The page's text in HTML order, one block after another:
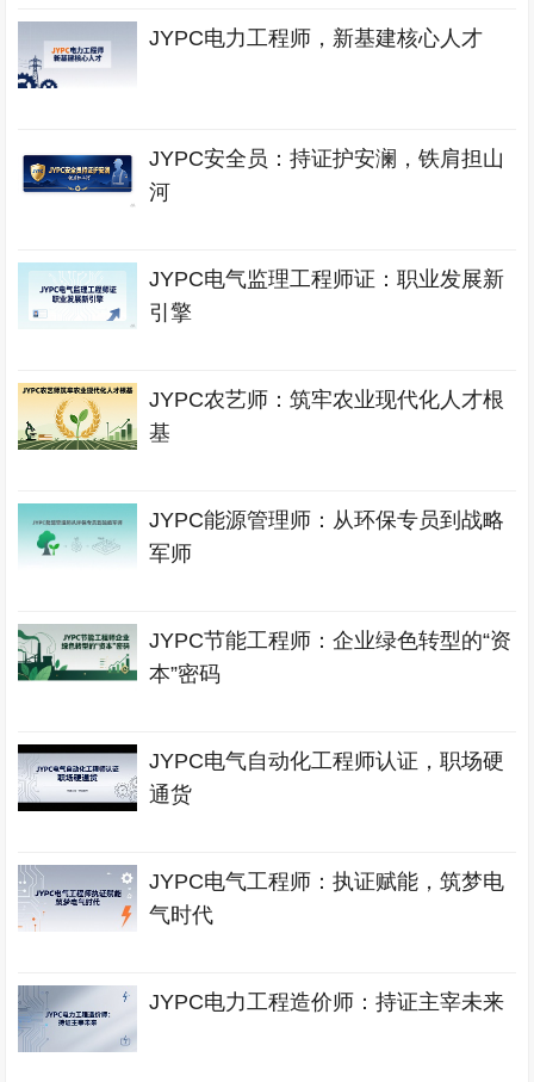
JYPC电力工程师，新基建核心人才
JYPC安全员：持证护安澜，铁肩担山
河
JYPC电气监理工程师证：职业发展新
引擎
JYPC农艺师：筑牢农业现代化人才根
基
JYPC能源管理师：从环保专员到战略
军师
JYPC节能工程师：企业绿色转型的“资
本”密码
JYPC电气自动化工程师认证，职场硬
通货
JYPC电气工程师：执证赋能，筑梦电
气时代
JYPC电力工程造价师：持证主宰未来